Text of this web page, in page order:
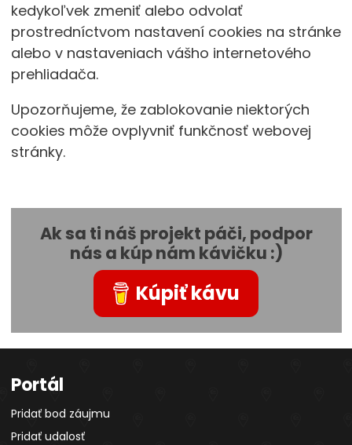
kedykoľvek zmeniť alebo odvolať
prostredníctvom nastavení cookies na stránke
alebo v nastaveniach vášho internetového
prehliadača.
Upozorňujeme, že zablokovanie niektorých
cookies môže ovplyvniť funkčnosť webovej
stránky.
Ak sa ti náš projekt páči, podpor
nás a kúp nám kávičku :)
Kúpiť kávu
Portál
Pridať bod záujmu
Pridať udalosť